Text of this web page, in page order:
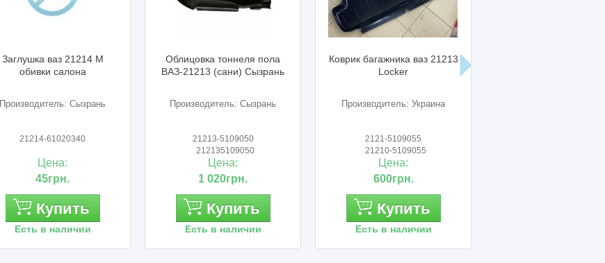
Заглушка ваз 21214 М
обивки салона
Производитель: Сызрань
21214-61020340
Цена:
45грн.
Купить
Есть в наличии
Облицовка тоннеля пола
ВАЗ-21213 (сани) Сызрань
Производитель: Сызрань
21213-5109050
212135109050
Цена:
1 020грн.
Купить
Есть в наличии
Коврик багажника ваз 21213
Locker
Производитель: Украина
2121-5109055
21210-5109055
Цена:
600грн.
Купить
Есть в наличии